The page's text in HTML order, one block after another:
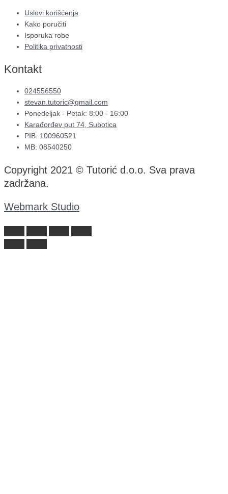
Uslovi korišćenja
Kako poručiti
Isporuka robe
Politika privatnosti
Kontakt
024556550
stevan.tutoric@gmail.com
Ponedeljak - Petak: 8:00 - 16:00
Karađorđev put 74, Subotica
PIB: 100960521
MB: 08540250
Copyright 2021 © Tutorić d.o.o. Sva prava
zadržana.
Webmark Studio